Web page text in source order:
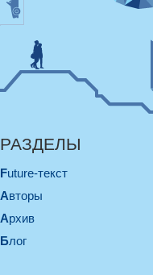
РАЗДЕЛЫ
Future-текст
Авторы
Архив
Блог